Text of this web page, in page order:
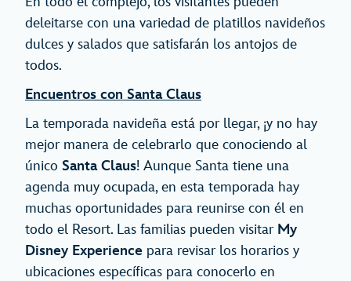
deleitarse con una variedad de platillos navideños
dulces y salados que satisfarán los antojos de
todos.
Encuentros con Santa Claus
La temporada navideña está por llegar, ¡y no hay
mejor manera de celebrarlo que conociendo al
único Santa Claus! Aunque Santa tiene una
agenda muy ocupada, en esta temporada hay
muchas oportunidades para reunirse con él en
todo el Resort. Las familias pueden visitar My
Disney Experience para revisar los horarios y
ubicaciones específicas para conocerlo en